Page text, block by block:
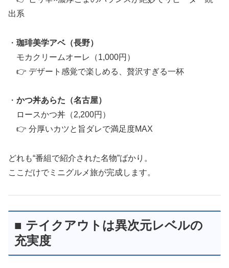
出系
・ 珈琲美学アベ（長野）
モカクリームオーレ（1,000円）
👉 デザート感覚で楽しめる、贅沢すぎる一杯
・ かつ丼あらた（名古屋）
ロースかつ丼（2,200円）
👉 分厚いカツと旨ダレで満足度MAX
どれも“番組で紹介された名物”ばかり。
ここだけでミニグルメ旅が完成します。
■ テイクアウトは異次元レベルの
充実度